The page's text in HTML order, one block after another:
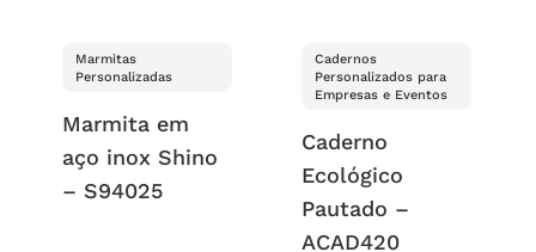
Marmitas
Personalizadas
Marmita em
aço inox Shino
– S94025
Cadernos
Personalizados para
Empresas e Eventos
Caderno
Ecológico
Pautado –
ACAD420